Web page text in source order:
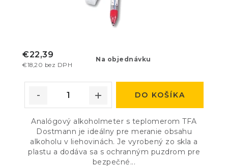
Na objednávku
€18,20 bez DPH
€22,39
DO KOŠÍKA
Analógový alkoholmeter s teplomerom TFA
Dostmann je ideálny pre meranie obsahu
alkoholu v liehovinách. Je vyrobený zo skla a
plastu a dodáva sa s ochranným puzdrom pre
bezpečné...